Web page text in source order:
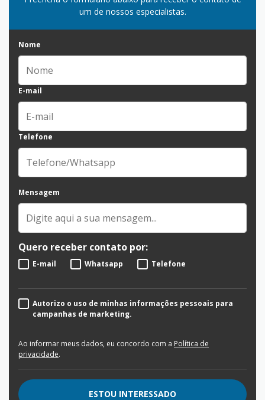
um de nossos especialistas.
Nome
E-mail
Telefone
Mensagem
Quero receber contato por:
E-mail Whatsapp Telefone
Autorizo o uso de minhas informações pessoais para
campanhas de marketing.
Ao informar meus dados, eu concordo com a Política de
privacidade.
ESTOU INTERESSADO